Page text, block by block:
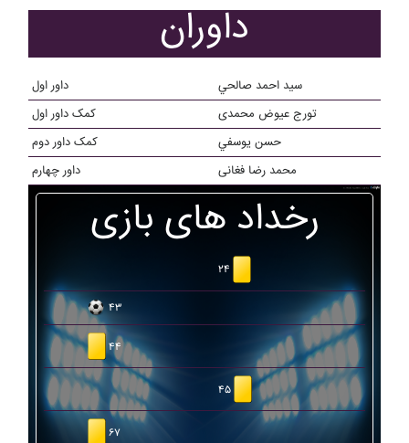
داوران
داور اول
سيد احمد صالحي
کمک داور اول
تورج عیوض محمدی
کمک داور دوم
حسن يوسفي
داور چهارم
محمد رضا فغانی
رخداد های بازی
۲۴
۴۳
۴۴
۴۵
۶۷